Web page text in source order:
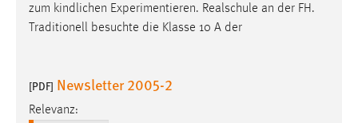
zum kindlichen Experimentieren. Realschule an der FH.
Traditionell besuchte die Klasse 10 A der
[PDF] Newsletter 2005-2
Relevanz: